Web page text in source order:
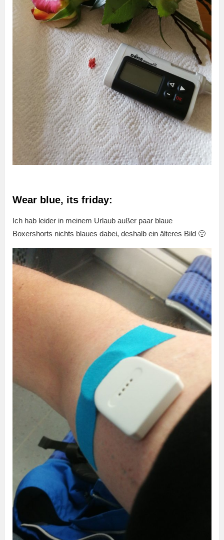
Wear blue, its friday:
Ich hab leider in meinem Urlaub außer paar blaue
Boxershorts nichts blaues dabei, deshalb ein älteres Bild 🙁